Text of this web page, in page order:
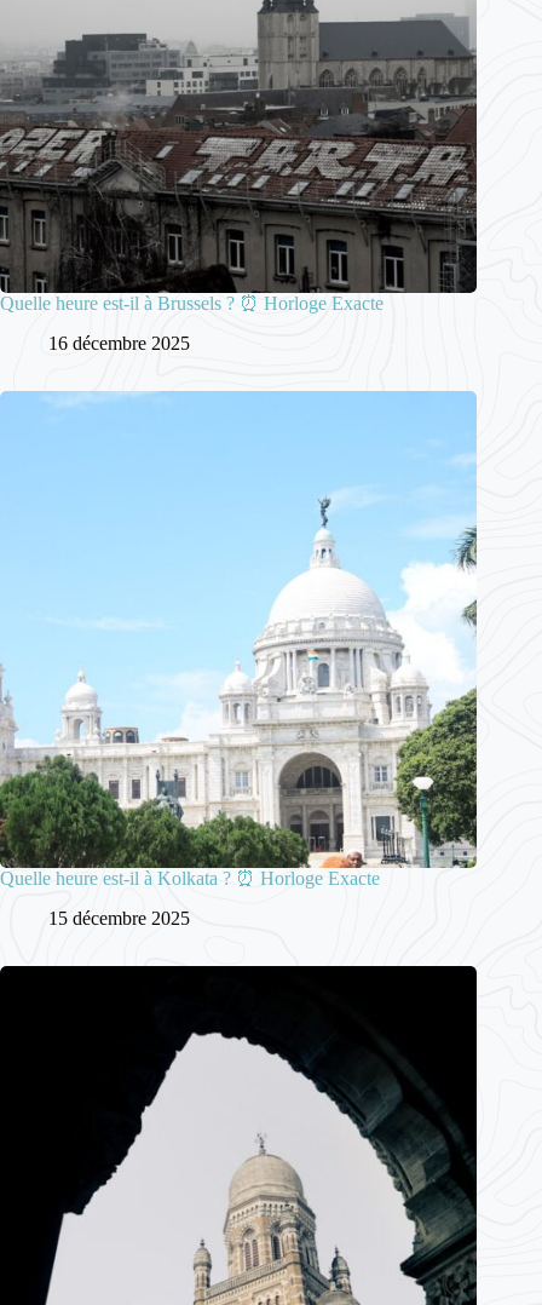
Quelle heure est-il à Brussels ? ⏰ Horloge Exacte
16 décembre 2025
Quelle heure est-il à Kolkata ? ⏰ Horloge Exacte
15 décembre 2025